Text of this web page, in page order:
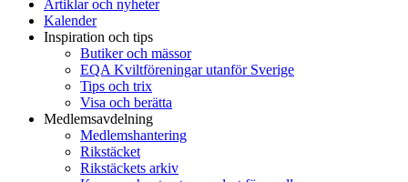
Artiklar och nyheter
Kalender
Inspiration och tips
Butiker och mässor
EQA Kviltföreningar utanför Sverige
Tips och trix
Visa och berätta
Medlemsavdelning
Medlemshantering
Rikstäcket
Rikstäckets arkiv